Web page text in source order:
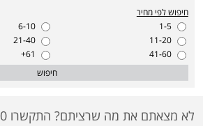
חיפוש לפי מחיר
1-5
6-10
11-20
21-40
41-60
61+
חיפוש